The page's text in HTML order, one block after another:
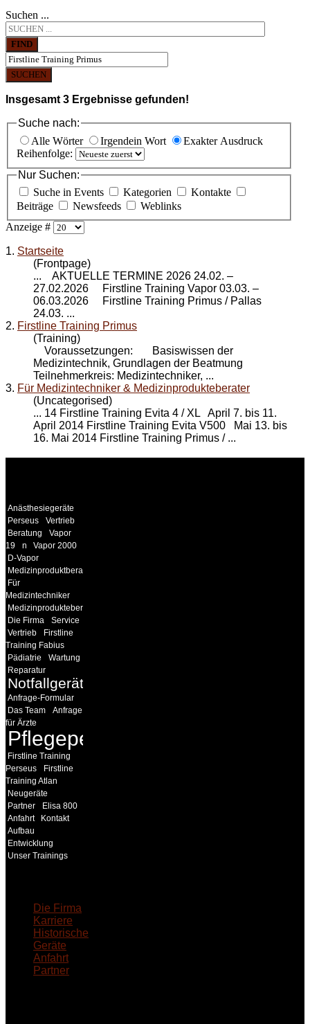
Suchen ...
FIND
SUCHEN
Insgesamt 3 Ergebnisse gefunden!
Suche nach:
Alle Wörter
Irgendein Wort
Exakter Ausdruck
Reihenfolge:
Nur Suchen:
Suche in Events
Kategorien
Kontakte
Beiträge
Newsfeeds
Weblinks
Anzeige #
1. Startseite
(Frontpage)
... AKTUELLE TERMINE 2026 24.02. –
27.02.2026 Firstline Training Vapor 03.03. –
06.03.2026
Firstline Training Primus / Pallas
24.03. ...
2. Firstline Training Primus
(Training)
Voraussetzungen: Basiswissen der
Medizintechnik, Grundlagen der Beatmung
Teilnehmerkreis: Medizintechniker, ...
3. Für Medizintechniker & Medizinprodukteberater
(Uncategorised)
... 14 Firstline Training Evita 4 / XL April 7. bis 11.
April 2014 Firstline Training Evita V500 Mai 13. bis
16. Mai 2014 Firstline Training Primus / ...
Anästhesiegeräte
Perseus
Vertrieb
Beratung
Vapor
19
n
Vapor 2000
D-Vapor
Medizinproduktberater
Für
Medizintechniker
Medizinprodukteberater
Die Firma
Service
Vertrieb
Firstline
Training Fabius
Pädiatrie
Wartung
Reparatur
Notfallgeräte
Anfrage-Formular
Das Team
Anfrage
für Ärzte
Pflegepersonal
Firstline Training
Perseus
Firstline
Training Atlan
Neugeräte
Partner
Elisa 800
Anfahrt
Kontakt
Aufbau
Entwicklung
Unser Trainings
Die Firma
Karriere
Historische
Geräte
Anfahrt
Partner